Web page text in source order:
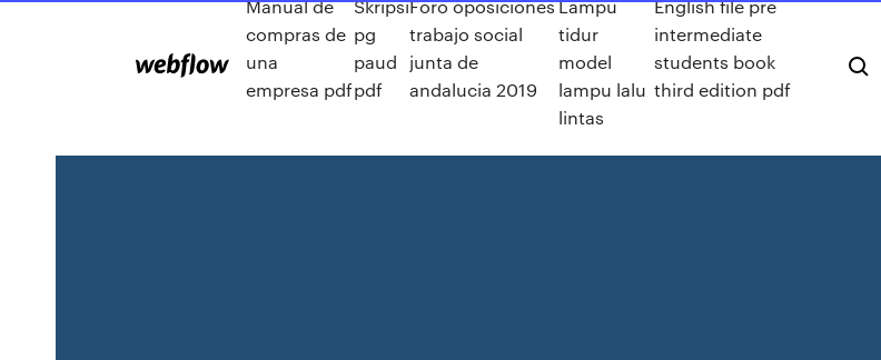
Manual de
compras de
una
empresa pdf
Skripsi
pg
paud
pdf
Foro oposiciones
trabajo social
junta de
andalucia 2019
Lampu
tidur
model
lampu lalu
lintas
English file pre
intermediate
students book
third edition pdf